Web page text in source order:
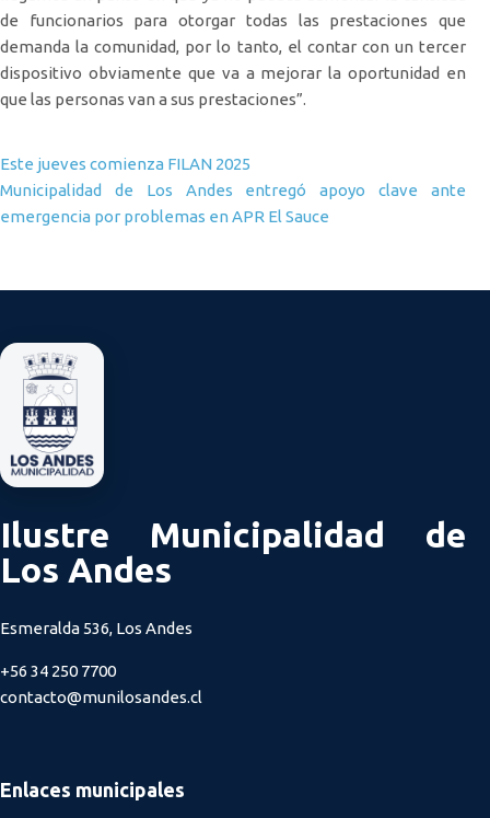
de funcionarios para otorgar todas las prestaciones que
demanda la comunidad, por lo tanto, el contar con un tercer
dispositivo obviamente que va a mejorar la oportunidad en
que las personas van a sus prestaciones”.
Navegación de entradas
Este jueves comienza FILAN 2025
Municipalidad de Los Andes entregó apoyo clave ante
emergencia por problemas en APR El Sauce
Ilustre Municipalidad de
Los Andes
Esmeralda 536, Los Andes
+56 34 250 7700
contacto@munilosandes.cl
Enlaces municipales